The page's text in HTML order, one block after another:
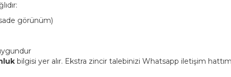
görünüm)
bilgisi yer alır. Ekstra zincir talebinizi Whatsapp iletişim